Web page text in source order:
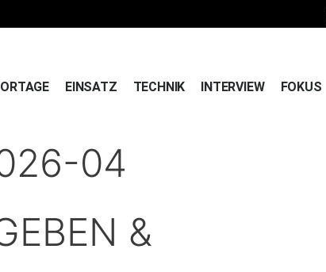
EINSATZ TECHNIK INTERVIEW FOKUS
04
&